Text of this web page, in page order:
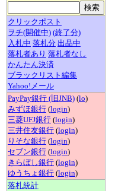
クリックポスト
ヲチ(開催中) (終了分)
入札中 落札分 出品中
落札者あり 落札者なし
かんたん決済
ブラックリスト編集
Yahoo!メール
PayPay銀行 (旧JNB) (lo)
みずほ銀行 (login)
三菱UFJ銀行 (login)
三井住友銀行 (login)
りそな銀行 (login)
セブン銀行 (login)
きらぼし銀行 (login)
ゆうちょ銀行 (login)
落札統計